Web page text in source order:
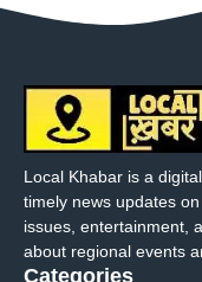
Local Khabar is a
timely news updates
issues, entertainment,
about regional events
Categories